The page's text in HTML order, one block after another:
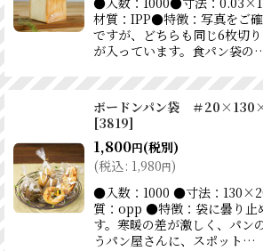
材質：IPP●特徴：写真をご
ですが、どちらも同じ6枚切
が入っています。食パン袋の
ボードンパン袋 ＃
[3819]
1,800円(税別)
(税込: 1,980円)
●入数：1000 ●寸法：
質：opp ●特徴：袋に曇り止
す。寒暖の差が激しく、パン
うパン屋さんに、スポット…